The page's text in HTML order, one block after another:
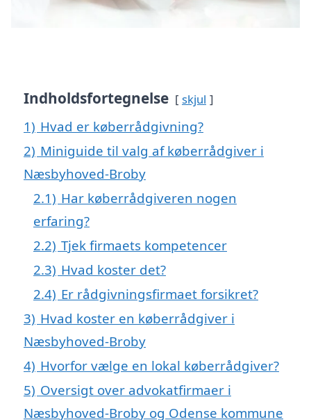
Indholdsfortegnelse skjul
1) Hvad er køberrådgivning?
2) Miniguide til valg af køberrådgiver i
Næsbyhoved-Broby
2.1) Har køberrådgiveren nogen
erfaring?
2.2) Tjek firmaets kompetencer
2.3) Hvad koster det?
2.4) Er rådgivningsfirmaet forsikret?
3) Hvad koster en køberrådgiver i
Næsbyhoved-Broby
4) Hvorfor vælge en lokal køberrådgiver?
5) Oversigt over advokatfirmaer i
Næsbyhoved-Broby og Odense kommune